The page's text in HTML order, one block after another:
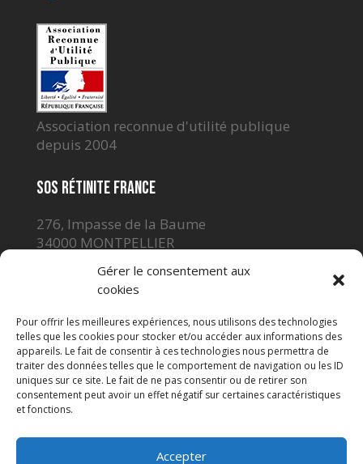
Gérer le consentement aux
cookies
Pour offrir les meilleures expériences, nous utilisons des technologies
telles que les cookies pour stocker et/ou accéder aux informations des
appareils. Le fait de consentir à ces technologies nous permettra de
traiter des données telles que le comportement de navigation ou les ID
uniques sur ce site. Le fait de ne pas consentir ou de retirer son
consentement peut avoir un effet négatif sur certaines caractéristiques
et fonctions.
Accepter
Association reconnue d'utilité publique
depuis 2004
SOS Rétinite France
276, Impasse de la Baume
34000 MONTPELLIER
sosret@gmail.com
Adhérer